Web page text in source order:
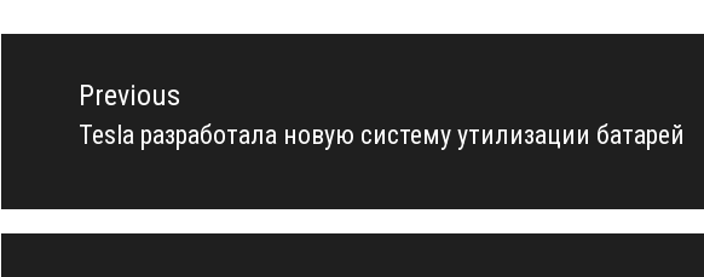
Навигация
записямPrevious
Previous
Tesla разработала новую систему утилизации батарей